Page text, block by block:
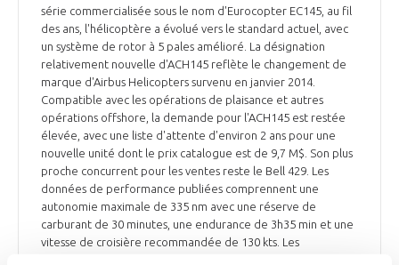
série commercialisée sous le nom d'Eurocopter EC145, au fil
des ans, l'hélicoptère a évolué vers le standard actuel, avec
un système de rotor à 5 pales amélioré. La désignation
relativement nouvelle d'ACH145 reflète le changement de
marque d'Airbus Helicopters survenu en janvier 2014.
Compatible avec les opérations de plaisance et autres
opérations offshore, la demande pour l'ACH145 est restée
élevée, avec une liste d'attente d'environ 2 ans pour une
nouvelle unité dont le prix catalogue est de 9,7 M$. Son plus
proche concurrent pour les ventes reste le Bell 429. Les
données de performance publiées comprennent une
autonomie maximale de 335 nm avec une réserve de
carburant de 30 minutes, une endurance de 3h35 min et une
vitesse de croisière recommandée de 130 kts. Les